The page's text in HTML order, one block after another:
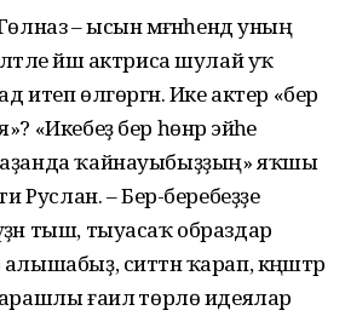
– ысын мәғәнәһендә уның
йәш актриса шулай уҡ
итеп өлгөргән. Ике актер «бер
«Икебеҙ бер һөнәр эйәһе
ҡайнауыбыҙҙың» яҡшы
Руслан. – Бер-беребеҙҙе
тыш, тыуасаҡ образдар
ситтән ҡарап, кәңәштәр
ғаилә төрлө идеялар